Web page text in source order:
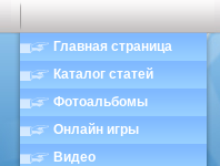
Главная страница
Каталог статей
Фотоальбомы
Онлайн игры
Видео